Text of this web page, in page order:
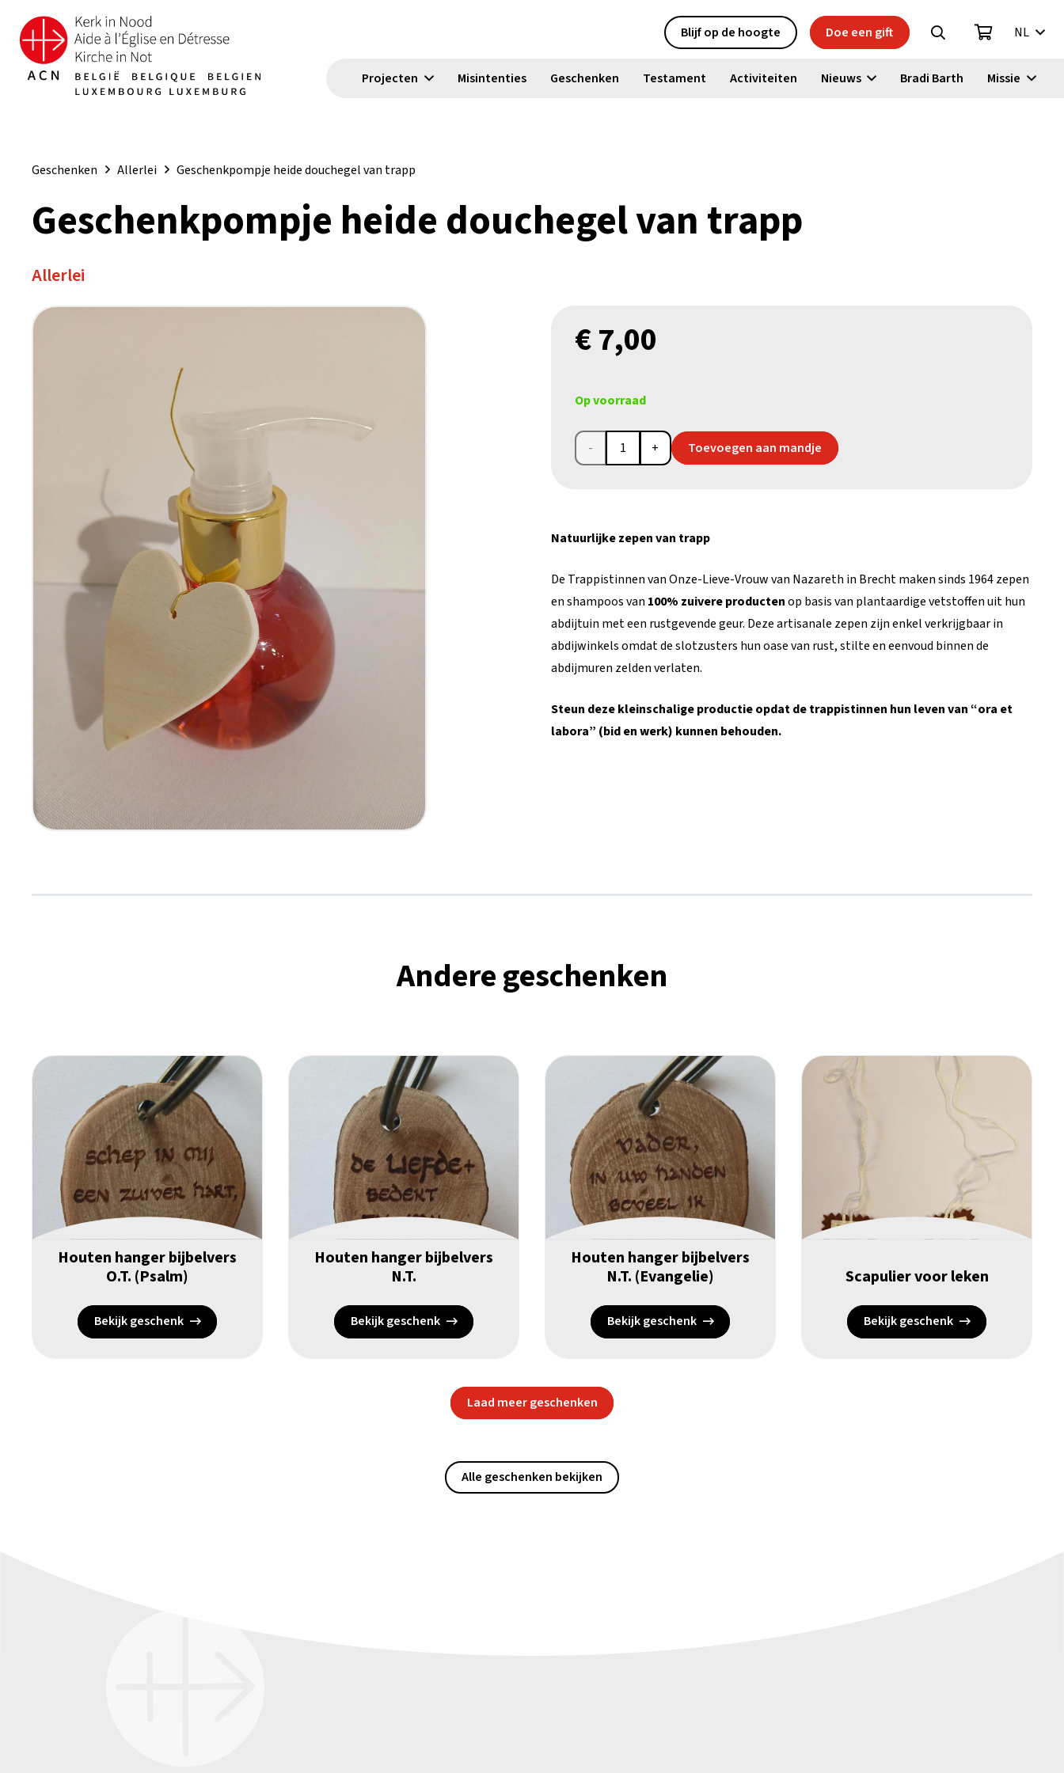
Blijf op de hoogte Doe een gift NL
Projecten Misintenties Geschenken Testament Activiteiten Nieuws Bradi Barth Missie
Geschenken Allerlei Geschenkpompje heide douchegel van trapp
Geschenkpompje heide douchegel van trapp
Allerlei
€7,00
Op voorraad
Geschenkpompje
van
trapp
aantal
Toevoegen aan mandje
Natuurlijke zepen van trapp
De Trappistinnen van Onze-Lieve-Vrouw van Nazareth in Brecht maken sinds 1964 zepen
en shampoos van 100% zuivere productenop basis van plantaardige vetstoffen uit hun
abdijtuin met een rustgevende geur. Deze artisanale zepen zijn enkel verkrijgbaar in
abdijwinkels omdat de slotzusters hun oase van rust, stilte en eenvoud binnen de
abdijmuren zelden verlaten.
Steun deze kleinschalige productie opdat de trappistinnen hun leven van “ora et
labora” (bid en werk) kunnen behouden.
Andere geschenken
Houten hanger bijbelvers
O.T. (Psalm)
Bekijk geschenk
Houten hanger bijbelvers
N.T.
Bekijk geschenk
Houten hanger bijbelvers
N.T. (Evangelie)
Bekijk geschenk
Scapulier voor leken
Bekijk geschenk
Laad meer geschenken
Alle geschenken bekijken